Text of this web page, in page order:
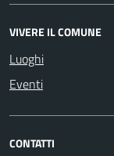
VIVERE IL COMUNE
Luoghi
Eventi
CONTATTI